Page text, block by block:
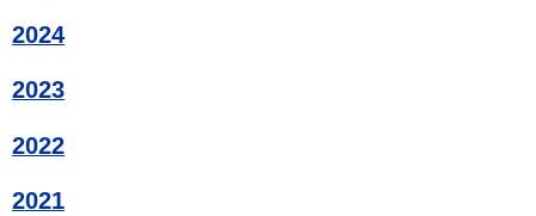
2024
2023
2022
2021